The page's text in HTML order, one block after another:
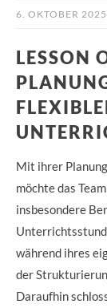
6. OKTOBER 2025
LESSON
Mit ihrer
möchte das
insbesondere
während ihres
der
Daraufhin